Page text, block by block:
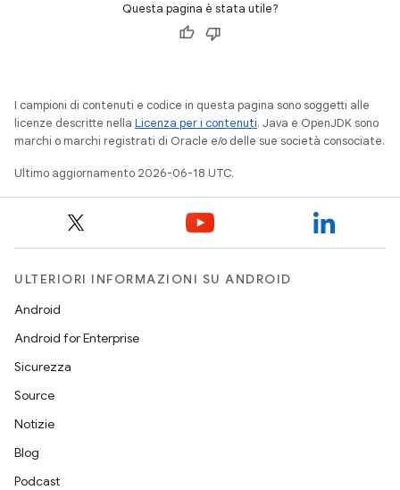
Questa pagina è stata utile?
I campioni di contenuti e codice in questa pagina sono soggetti alle
licenze descritte nella Licenza per i contenuti. Java e OpenJDK sono
marchi o marchi registrati di Oracle e/o delle sue società consociate.
Ultimo aggiornamento 2026-06-18 UTC.
ULTERIORI INFORMAZIONI SU ANDROID
Android
Android for Enterprise
Sicurezza
Source
Notizie
Blog
Podcast